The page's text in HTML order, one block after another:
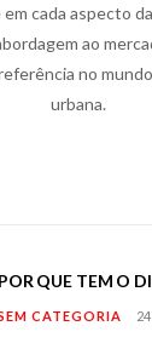
cada aspecto
ao
no
urbana.
POR QUE TEM O
CATEGORIA